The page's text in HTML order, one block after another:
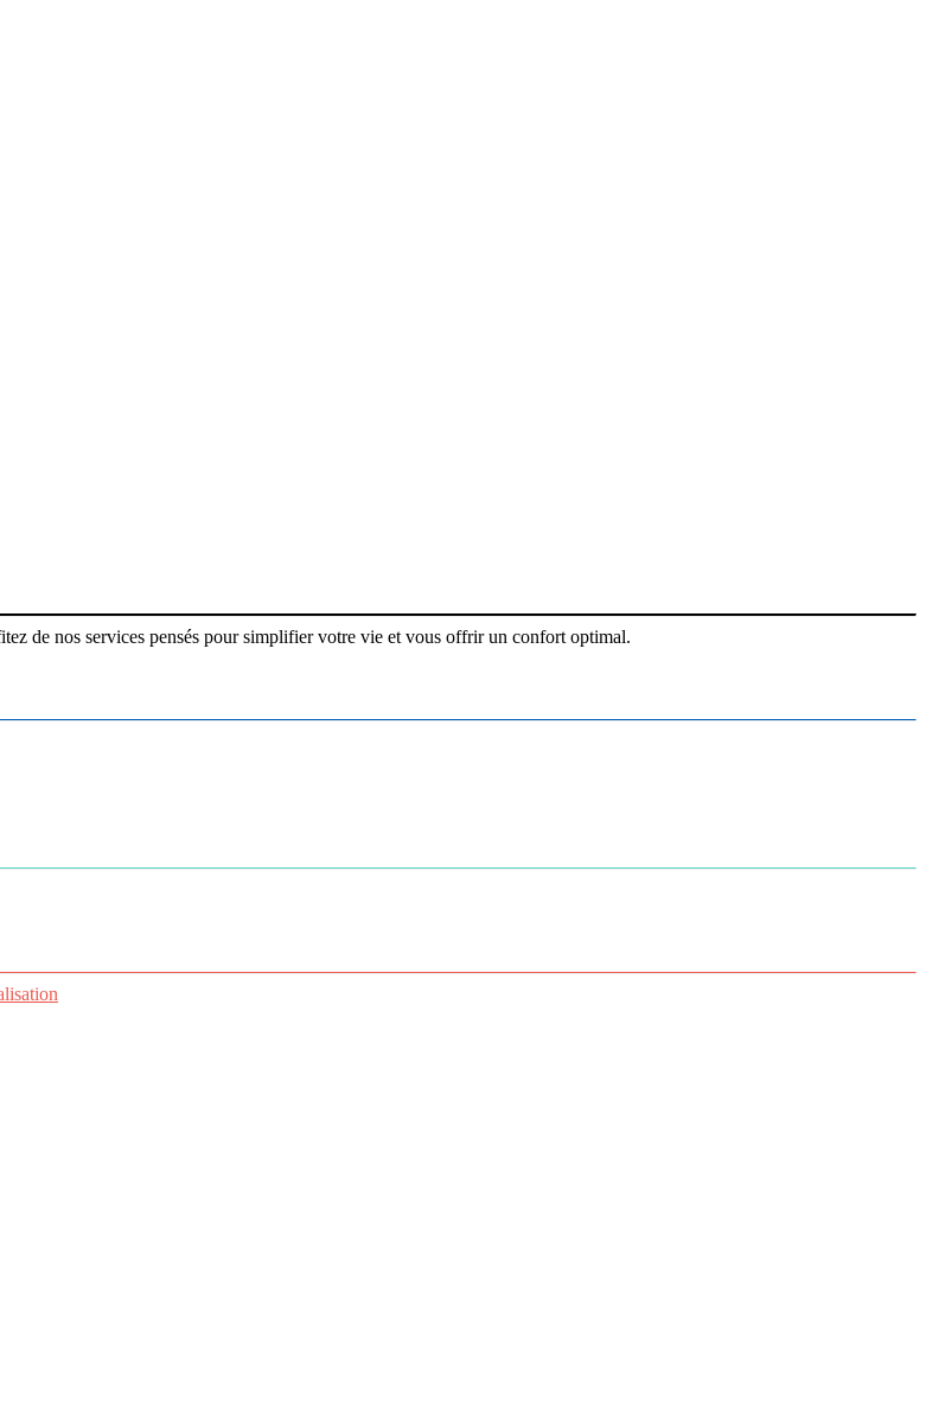
de nos services pensés pour simplifier votre vie et vous offrir un confort optimal.